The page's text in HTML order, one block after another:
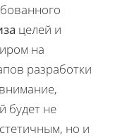
целей и
на
разработки
будет не
но и